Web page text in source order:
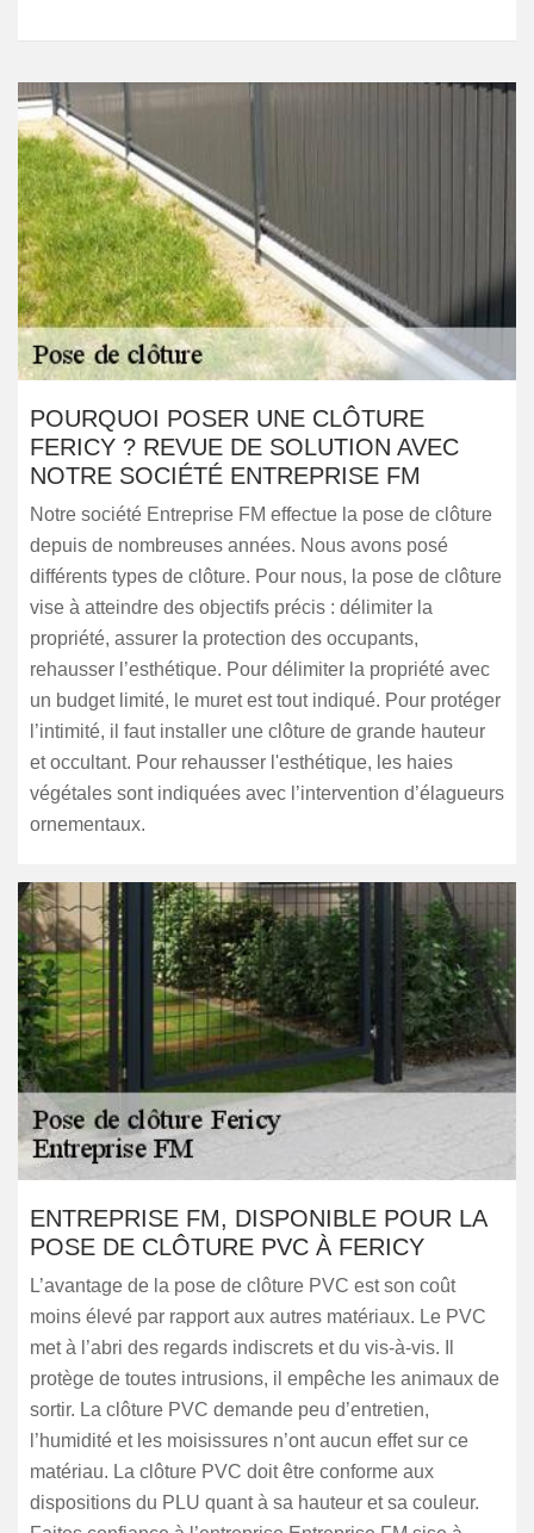
POURQUOI POSER UNE CLÔTURE
FERICY ? REVUE DE SOLUTION AVEC
NOTRE SOCIÉTÉ ENTREPRISE FM
Notre société Entreprise FM effectue la pose de clôture
depuis de nombreuses années. Nous avons posé
différents types de clôture. Pour nous, la pose de clôture
vise à atteindre des objectifs précis : délimiter la
propriété, assurer la protection des occupants,
rehausser l’esthétique. Pour délimiter la propriété avec
un budget limité, le muret est tout indiqué. Pour protéger
l’intimité, il faut installer une clôture de grande hauteur
et occultant. Pour rehausser l'esthétique, les haies
végétales sont indiquées avec l’intervention d’élagueurs
ornementaux.
ENTREPRISE FM, DISPONIBLE POUR LA
POSE DE CLÔTURE PVC À FERICY
L’avantage de la pose de clôture PVC est son coût
moins élevé par rapport aux autres matériaux. Le PVC
met à l’abri des regards indiscrets et du vis-à-vis. Il
protège de toutes intrusions, il empêche les animaux de
sortir. La clôture PVC demande peu d’entretien,
l’humidité et les moisissures n’ont aucun effet sur ce
matériau. La clôture PVC doit être conforme aux
dispositions du PLU quant à sa hauteur et sa couleur.